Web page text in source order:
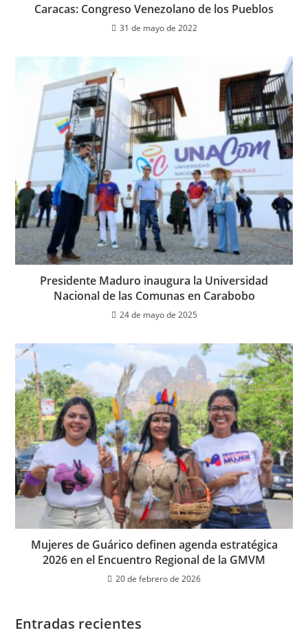
Caracas: Congreso Venezolano de los Pueblos
31 de mayo de 2022
Presidente Maduro inaugura la Universidad
Nacional de las Comunas en Carabobo
24 de mayo de 2025
Mujeres de Guárico definen agenda estratégica
2026 en el Encuentro Regional de la GMVM
20 de febrero de 2026
Entradas recientes